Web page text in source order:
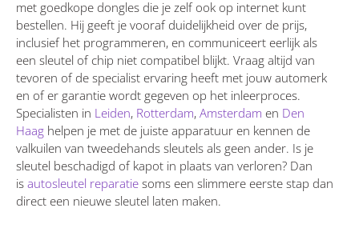
met goedkope dongles die je zelf ook op internet kunt
bestellen. Hij geeft je vooraf duidelijkheid over de prijs,
inclusief het programmeren, en communiceert eerlijk als
een sleutel of chip niet compatibel blijkt. Vraag altijd van
tevoren of de specialist ervaring heeft met jouw automerk
en of er garantie wordt gegeven op het inleerproces.
Specialisten in Leiden, Rotterdam, Amsterdam en Den
Haag helpen je met de juiste apparatuur en kennen de
valkuilen van tweedehands sleutels als geen ander. Is je
sleutel beschadigd of kapot in plaats van verloren? Dan
is autosleutel reparatie soms een slimmere eerste stap dan
direct een nieuwe sleutel laten maken.